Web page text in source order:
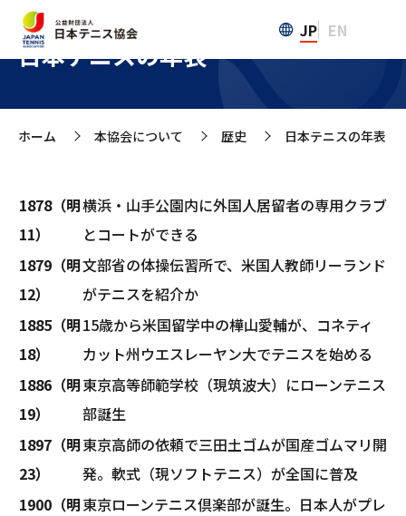
JP EN
日本テニスの年表
ホーム >
本協会について >
歴史 >
日本テニスの年表
1878（明
11）
横浜・山手公園内に外国人居留者の専用クラブ
とコートができる
1879（明
12）
文部省の体操伝習所で、米国人教師リーランド
がテニスを紹介か
1885（明
18）
15歳から米国留学中の樺山愛輔が、コネティ
カット州ウエスレーヤン大でテニスを始める
1886（明
19）
東京高等師範学校（現筑波大）にローンテニス
部誕生
1897（明
23）
東京高師の依頼で三田土ゴムが国産ゴムマリ開
発。軟式（現ソフトテニス）が全国に普及
1900（明東京ローンテニス倶楽部が誕生。日本人がプレ